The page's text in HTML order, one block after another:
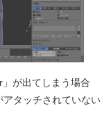
が出てしまう場合
アタッチされていない